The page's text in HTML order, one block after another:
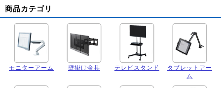
商品カテゴリ
モニターアーム 壁掛け金具 テレビスタンド
タブレットアー
ム